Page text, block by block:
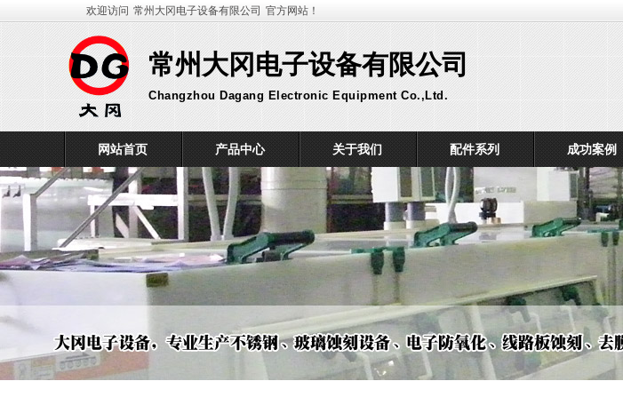
欢迎访问 常州大冈电子设备有限公司 官方网站！
常州大冈电子设备有限公司
Changzhou Dagang Electronic Equipment Co.,Ltd.
网站首页 产品中心 关于我们 配件系列 成功案例